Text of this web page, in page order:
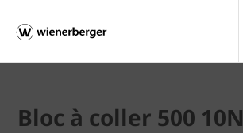
Bloc à coller 500 10N